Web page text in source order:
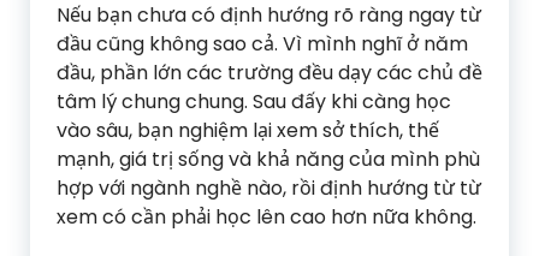
Nếu bạn chưa có định hướng rõ ràng ngay từ
đầu cũng không sao cả. Vì mình nghĩ ở năm
đầu, phần lớn các trường đều dạy các chủ đề
tâm lý chung chung. Sau đấy khi càng học
vào sâu, bạn nghiệm lại xem sở thích, thế
mạnh, giá trị sống và khả năng của mình phù
hợp với ngành nghề nào, rồi định hướng từ từ
xem có cần phải học lên cao hơn nữa không.